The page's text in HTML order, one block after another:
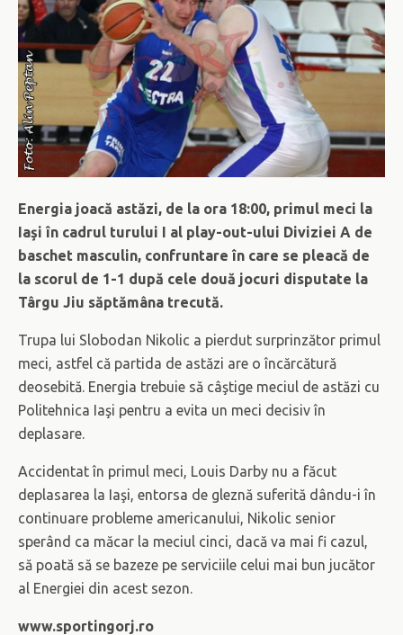
Energia joacă astăzi, de la ora 18:00, primul meci la
Iaşi în cadrul turului I al play-out-ului Diviziei A de
baschet masculin, confruntare în care se pleacă de
la scorul de 1-1 după cele două jocuri disputate la
Târgu Jiu săptămâna trecută.
Trupa lui Slobodan Nikolic a pierdut surprinzător primul
meci, astfel că partida de astăzi are o încărcătură
deosebită. Energia trebuie să câştige meciul de astăzi cu
Politehnica Iaşi pentru a evita un meci decisiv în
deplasare.
Accidentat în primul meci, Louis Darby nu a făcut
deplasarea la Iaşi, entorsa de gleznă suferită dându-i în
continuare probleme americanului, Nikolic senior
sperând ca măcar la meciul cinci, dacă va mai fi cazul,
să poată să se bazeze pe serviciile celui mai bun jucător
al Energiei din acest sezon.
www.sportingorj.ro